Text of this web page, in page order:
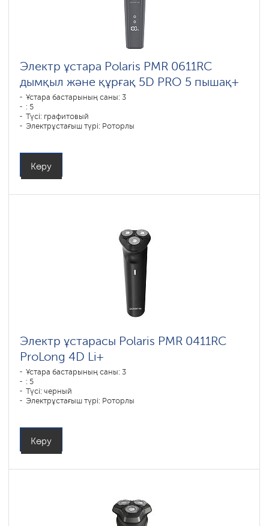
Электр ұстара Polaris PMR 0611RC
дымқыл және құрғақ 5D PRO 5 пышақ+
Ұстара бастарының саны: 3
: 5
Түсі: графитовый
Электрұстағыш түрі: Роторлы
Батареяны зарядтау уақыты: 1,5
Көру
Электр ұстарасы Polaris PMR 0411RC
ProLong 4D Li+
Ұстара бастарының саны: 3
: 5
Түсі: черный
Электрұстағыш түрі: Роторлы
Батареяны зарядтау уақыты: 3
Көру